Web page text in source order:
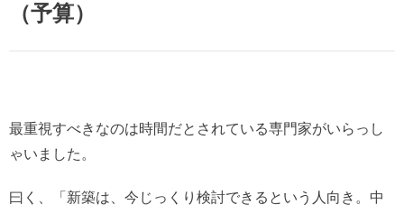
（予算）
最重視すべきなのは時間だとされている専門家がいらっし
ゃいました。
曰く、「新築は、今じっくり検討できるという人向き。中